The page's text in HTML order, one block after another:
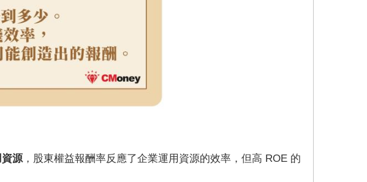
源，股東權益報酬率反應了企業運用資源的效率，但高 ROE 的